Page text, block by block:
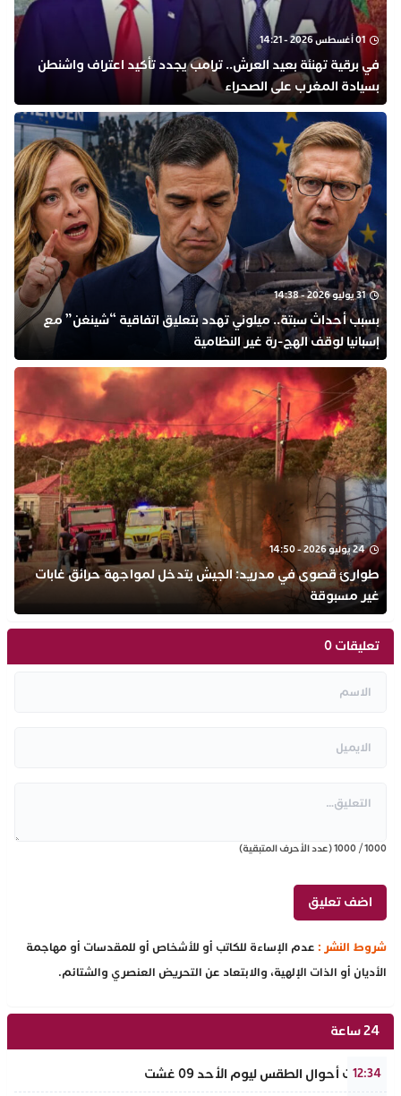
01 أغسطس 2026 - 14:21
في برقية تهنئة بعيد العرش.. ترامب يجدد تأكيد اعتراف واشنطن
بسيادة المغرب على الصحراء
31 يوليو 2026 - 14:38
بسبب أحداث سبتة.. ميلوني تهدد بتعليق اتفاقية “شينغن” مع
إسبانيا لوقف الهج-رة غير النظامية
24 يوليو 2026 - 14:50
طوارئ قصوى في مدريد: الجيش يتدخل لمواجهة حرائق غابات
غير مسبوقة
تعليقات 0
1000
/
1000(عدد الأحرف المتبقية)
شروط النشر : عدم الإساءة للكاتب أو للأشخاص أو للمقدسات أو مهاجمة
الأديان أو الذات الإلهية، والابتعاد عن التحريض العنصري والشتائم.
24 ساعة
12:34
توقعات أحوال الطقس ليوم الأحد 09 غشت